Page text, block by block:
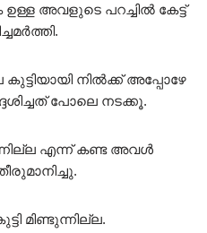
ഉള്ള അവളുടെ പറച്ചിൽ കേട്ട്
നിൽക്ക് അപ്പോഴേ
പോലെ നടക്കൂ.
എന്ന് കണ്ട അവൾ
മിണ്ടുന്നില്ല.